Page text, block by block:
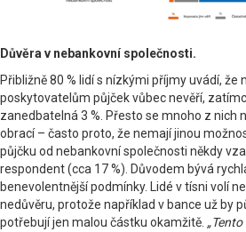
Důvěra v nebankovní společnosti.
Přibližně 80 % lidí s nízkými příjmy uvádí, že
poskytovatelům půjček vůbec nevěří,
zanedbatelná 3 %. Přesto se mnoho z nich
obrací – často proto, že nemají jinou
půjčku od nebankovní společnosti někdy
respondent (cca 17 %). Důvodem bývá
benevolentnější podmínky. Lidé v tísni volí
nedůvěru, protože například v bance už by
potřebují jen malou částku okamžitě.